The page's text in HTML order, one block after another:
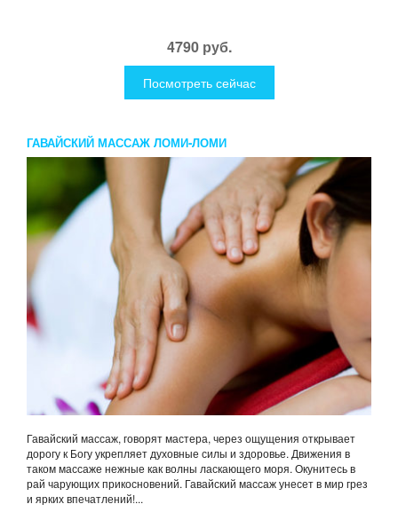
4790 руб.
Посмотреть сейчас
ГАВАЙСКИЙ МАССАЖ ЛОМИ-ЛОМИ
Гавайский массаж, говорят мастера, через ощущения открывает
дорогу к Богу укрепляет духовные силы и здоровье. Движения в
таком массаже нежные как волны ласкающего моря. Окунитесь в
рай чарующих прикосновений. Гавайский массаж унесет в мир грез
и ярких впечатлений!...